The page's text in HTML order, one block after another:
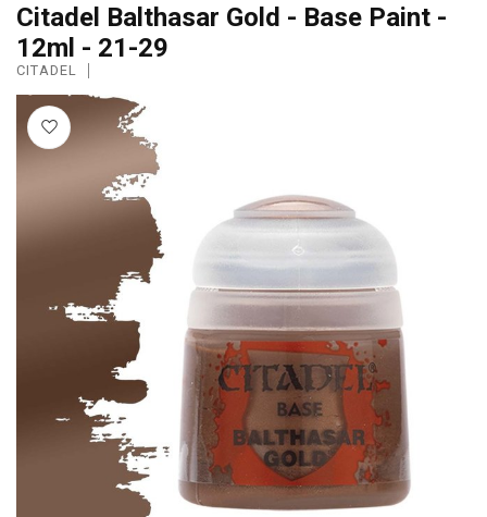
Citadel Balthasar Gold - Base Paint -
12ml - 21-29
CITADEL